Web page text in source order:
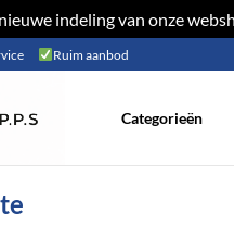
indeling van onze
Ruim aanbod
Categorieën